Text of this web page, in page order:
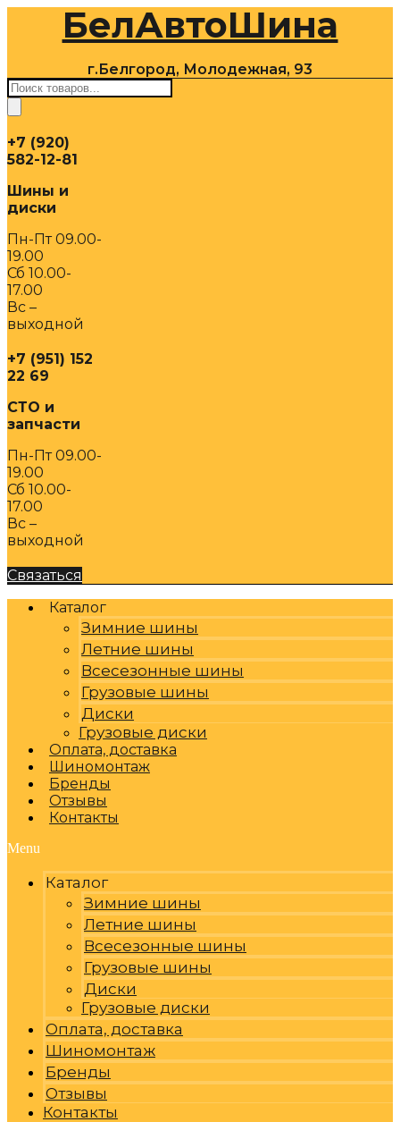
содержимомуБелАвтоШина
г.Белгород, Молодежная, 93
Поиск
товаров
+7 (920)
582-12-81
Шины и
диски
Пн-Пт 09.00-
19.00
Сб 10.00-
17.00
Вс –
выходной
+7 (951) 152
22 69
СТО и
запчасти
Пн-Пт 09.00-
19.00
Сб 10.00-
17.00
Вс –
выходной
Связаться
Каталог
Зимние шины
Летние шины
Всесезонные шины
Грузовые шины
Диски
Грузовые диски
Оплата, доставка
Шиномонтаж
Бренды
Отзывы
Контакты
Menu
Каталог
Зимние шины
Летние шины
Всесезонные шины
Грузовые шины
Диски
Грузовые диски
Оплата, доставка
Шиномонтаж
Бренды
Отзывы
Контакты